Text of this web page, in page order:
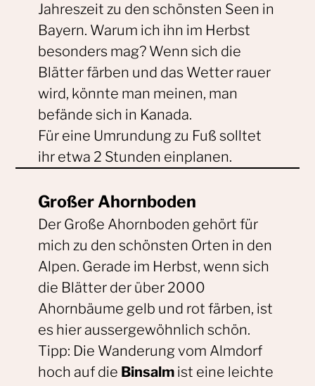
Jahreszeit zu den schönsten Seen in
Bayern. Warum ich ihn im Herbst
besonders mag? Wenn sich die
Blätter färben und das Wetter rauer
wird, könnte man meinen, man
befände sich in Kanada.
Für eine Umrundung zu Fuß solltet
ihr etwa 2 Stunden einplanen.
Großer Ahornboden
Der Große Ahornboden gehört für
mich zu den schönsten Orten in den
Alpen. Gerade im Herbst, wenn sich
die Blätter der über 2000
Ahornbäume gelb und rot färben, ist
es hier aussergewöhnlich schön.
Tipp: Die Wanderung vom Almdorf
hoch auf die Binsalm ist eine leichte